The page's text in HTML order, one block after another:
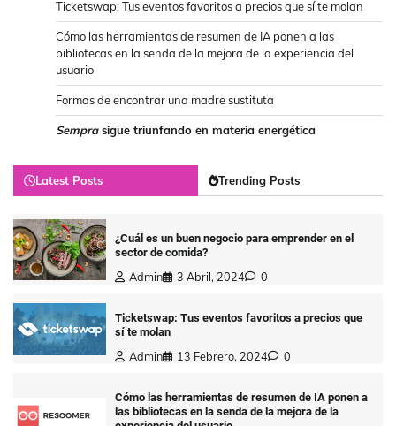
Ticketswap: Tus eventos favoritos a precios que sí te molan
Cómo las herramientas de resumen de IA ponen a las
bibliotecas en la senda de la mejora de la experiencia del
usuario
Formas de encontrar una madre sustituta
Semprasigue triunfando en materia energética
Latest Posts Trending Posts
¿Cuál es un buen negocio para emprender en el
sector de comida?
Admin 3 Abril, 2024 0
Ticketswap: Tus eventos favoritos a precios que
sí te molan
Admin 13 Febrero, 2024 0
Cómo las herramientas de resumen de IA ponen a
las bibliotecas en la senda de la mejora de la